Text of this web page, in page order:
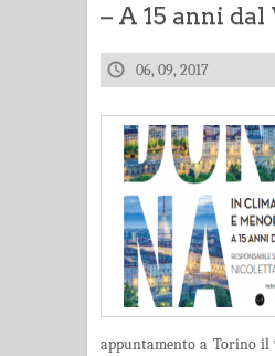
– A 15 anni
06, 09, 2017
appuntamento a Torino il